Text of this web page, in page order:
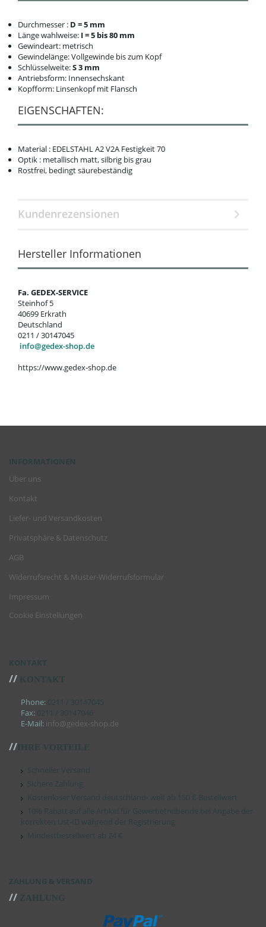
Durchmesser : D = 5 mm
Länge wahlweise: I = 5 bis 80 mm
Gewindeart: metrisch
Gewindelänge: Vollgewinde bis zum Kopf
Schlüsselweite:S 3 mm
Antriebsform: Innensechskant
Kopfform: Linsenkopf mit Flansch
EIGENSCHAFTEN:
Material : EDELSTAHL A2 V2A Festigkeit 70
Optik : metallisch matt, silbrig bis grau
Rostfrei, bedingt säurebeständig
Kundenrezensionen
Hersteller Informationen
Fa. GEDEX-SERVICE
Steinhof 5
40699 Erkrath
Deutschland
0211 / 30147045
info@gedex-shop.de
https://www.gedex-shop.de
INFORMATIONEN
Über uns
Kontakt
Liefer- und Versandkosten
Privatsphäre & Datenschutz
AGB
Widerrufsrecht & Muster-Widerrufsformular
Impressum
Cookie Einstellungen
KONTAKT
// KONTAKT
Phone: 0211 / 30147045
Fax: 0211 / 30147046
E-Mail: info@gedex-shop.de
//IHRE VORTEILE
Schneller Versand
Sichere Zahlung
Kostenloser Versand deutschland- weit ab 150 € Bestellwert
10% Rabatt auf alle Artikel für Gewerbetreibende bei Angabe der
korrekten Ust-ID während der Registrierung
Mindestbestellwert ab 24 €
ZAHLUNG & VERSAND
// ZAHLUNG